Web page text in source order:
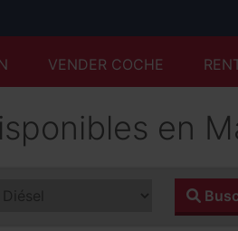
VENDER COCHE
en